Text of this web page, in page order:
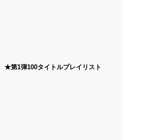
★第1弾100タイトルプレイリスト